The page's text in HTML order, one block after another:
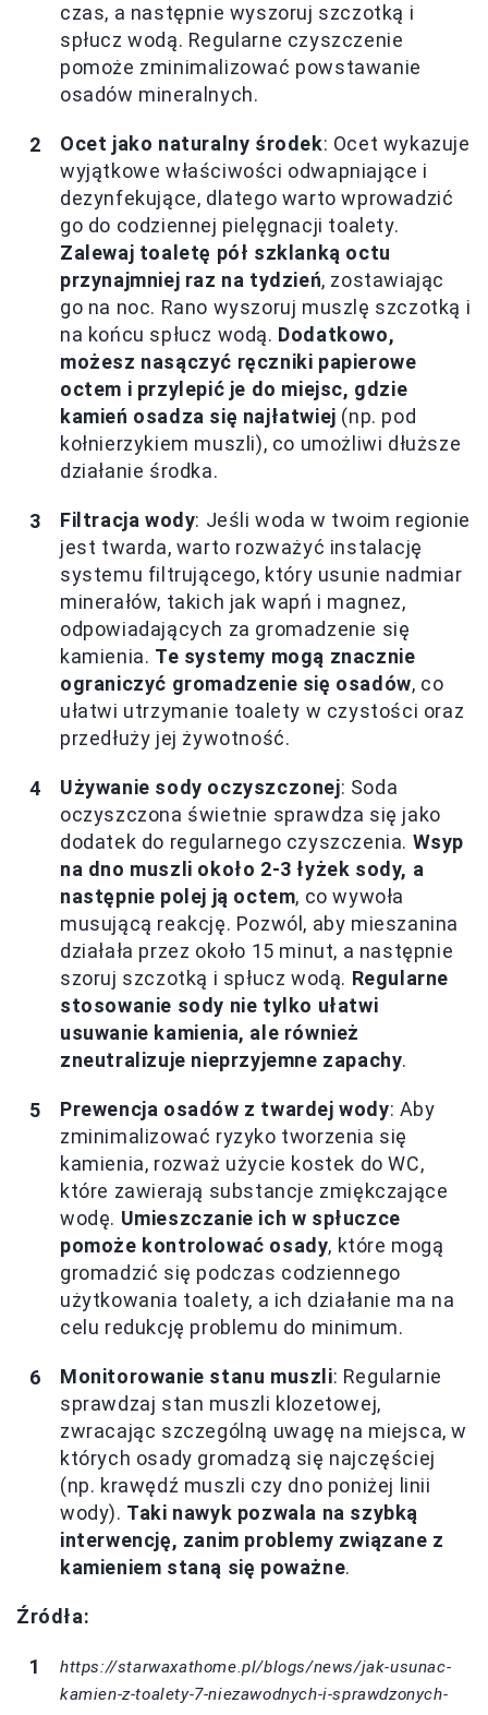
czas, a następnie wyszoruj szczotką i
spłucz wodą. Regularne czyszczenie
pomoże zminimalizować powstawanie
osadów mineralnych.
Ocet jako naturalny środek: Ocet wykazuje
wyjątkowe właściwości odwapniające i
dezynfekujące, dlatego warto wprowadzić
go do codziennej pielęgnacji toalety.
Zalewaj toaletę pół szklanką octu
przynajmniej raz na tydzień, zostawiając
go na noc. Rano wyszoruj muszlę szczotką i
na końcu spłucz wodą. Dodatkowo,
możesz nasączyć ręczniki papierowe
octem i przylepić je do miejsc, gdzie
kamień osadza się najłatwiej (np. pod
kołnierzykiem muszli), co umożliwi dłuższe
działanie środka.
Filtracja wody: Jeśli woda w twoim regionie
jest twarda, warto rozważyć instalację
systemu filtrującego, który usunie nadmiar
minerałów, takich jak wapń i magnez,
odpowiadających za gromadzenie się
kamienia. Te systemy mogą znacznie
ograniczyć gromadzenie się osadów, co
ułatwi utrzymanie toalety w czystości oraz
przedłuży jej żywotność.
Używanie sody oczyszczonej: Soda
oczyszczona świetnie sprawdza się jako
dodatek do regularnego czyszczenia. Wsyp
na dno muszli około 2-3 łyżek sody, a
następnie polej ją octem, co wywoła
musującą reakcję. Pozwól, aby mieszanina
działała przez około 15 minut, a następnie
szoruj szczotką i spłucz wodą. Regularne
stosowanie sody nie tylko ułatwi
usuwanie kamienia, ale również
zneutralizuje nieprzyjemne zapachy.
Prewencja osadów z twardej wody: Aby
zminimalizować ryzyko tworzenia się
kamienia, rozważ użycie kostek do WC,
które zawierają substancje zmiękczające
wodę. Umieszczanie ich w spłuczce
pomoże kontrolować osady, które mogą
gromadzić się podczas codziennego
użytkowania toalety, a ich działanie ma na
celu redukcję problemu do minimum.
Monitorowanie stanu muszli: Regularnie
sprawdzaj stan muszli klozetowej,
zwracając szczególną uwagę na miejsca, w
których osady gromadzą się najczęściej
(np. krawędź muszli czy dno poniżej linii
wody). Taki nawyk pozwala na szybką
interwencję, zanim problemy związane z
kamieniem staną się poważne.
Źródła:
https://starwaxathome.pl/blogs/news/jak-usunac-
kamien-z-toalety-7-niezawodnych-i-sprawdzonych-